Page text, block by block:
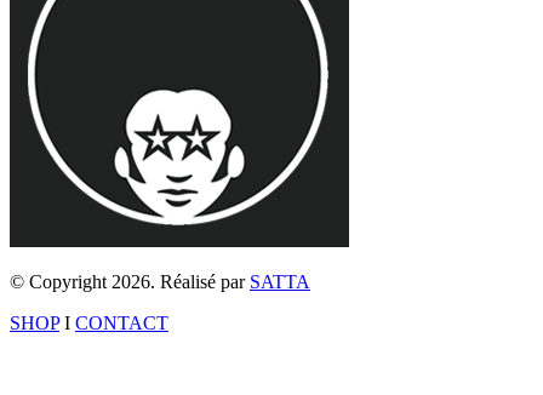
© Copyright 2026. Réalisé par SATTA
SHOPI CONTACT